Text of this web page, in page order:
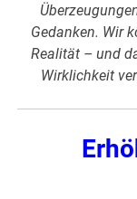
Gedanken. Wir
Realität – und
Wirklichkeit